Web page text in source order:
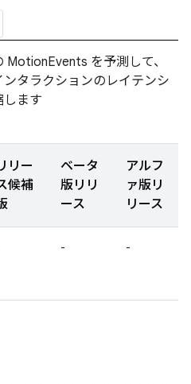
MotionEvents を予測して、
ンタラクションのレイテンシ
します
リー
候補
ベータ
版リリ
ース
アルフ
ァ版リ
リース
- -